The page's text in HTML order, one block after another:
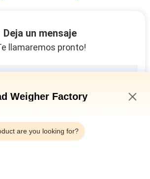
de rellenar
Deja un mensaje
llamaremos pronto!
Weigher Factory
are you looking for?